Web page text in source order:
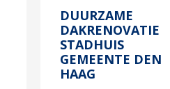
DUURZAME
DAKRENOVATIE
STADHUIS
GEMEENTE DEN
HAAG